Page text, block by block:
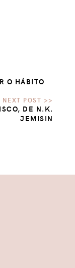
O HÁBITO
DE N.K.
JEMISIN